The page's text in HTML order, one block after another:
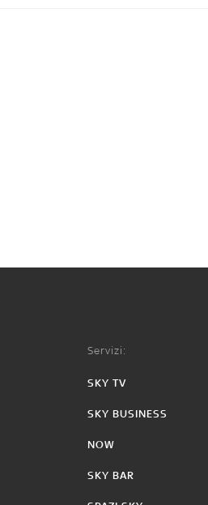
Servizi:
SKY TV
SKY BUSINESS
NOW
SKY BAR